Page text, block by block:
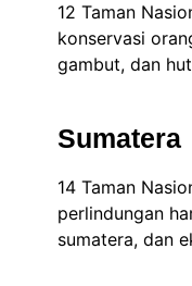
12 Taman
konservasi
gambut, dan
Sumatera
14 Taman
perlindungan
sumatera, dan